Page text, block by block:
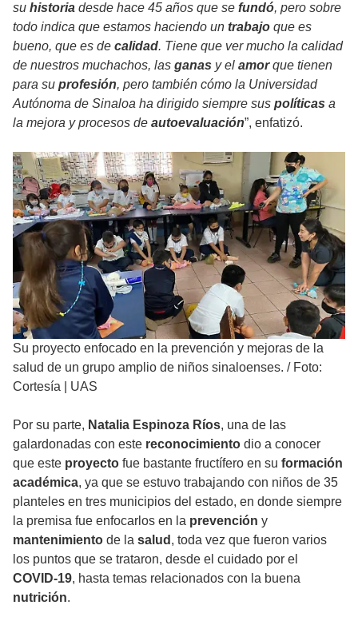
su historia desde hace 45 años que se fundó, pero sobre
todo indica que estamos haciendo un trabajo que es
bueno, que es de calidad. Tiene que ver mucho la calidad
de nuestros muchachos, las ganas y el amorque tienen
para su profesión, pero también cómo la Universidad
Autónoma de Sinaloa ha dirigido siempre sus políticas a
la mejora y procesos de autoevaluación”, enfatizó.
Su proyecto enfocado en la prevención y mejoras de la
salud de un grupo amplio de niños sinaloenses. / Foto:
Cortesía | UAS
Por su parte, Natalia Espinoza Ríos, una de las
galardonadas con este reconocimiento dio a conocer
que este proyecto fue bastante fructífero en su formación
académica, ya que se estuvo trabajando con niños de 35
planteles en tres municipios del estado, en donde siempre
la premisa fue enfocarlos en la prevención y
mantenimiento de la salud , toda vez que fueron varios
los puntos que se trataron, desde el cuidado por el
COVID-19, hasta temas relacionados con la buena
nutrición.